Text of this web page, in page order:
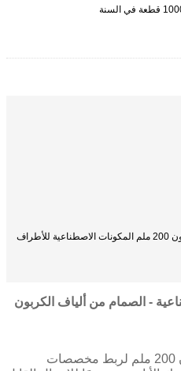
في السنة
الصمام من ألياف الكربون 200 ملم المكونات الاصطناعية للأطراف
- الصمام من ألياف الكربون
يتم استخدام أنبوب ألياف الكربون 200 ملم لربط مخصصات